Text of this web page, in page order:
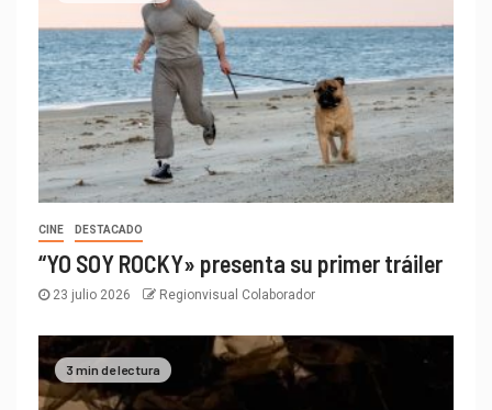
CINE DESTACADO
“YO SOY ROCKY» presenta su primer tráiler
23 julio 2026 Regionvisual Colaborador
3 min de lectura